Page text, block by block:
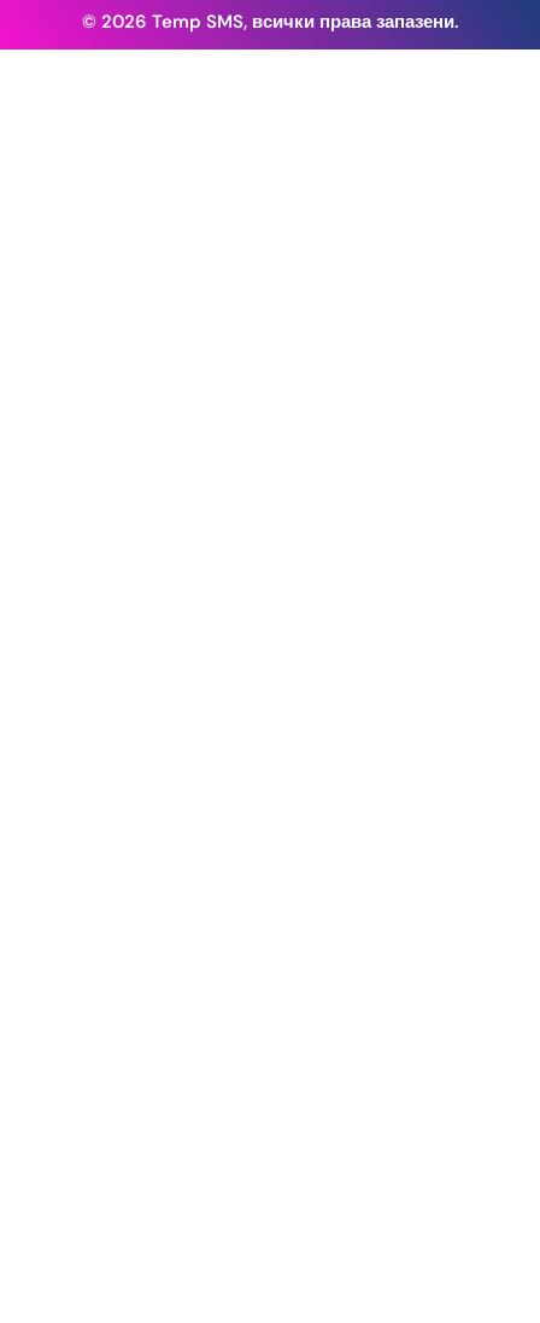
© 2026 Temp SMS, всички права запазени.